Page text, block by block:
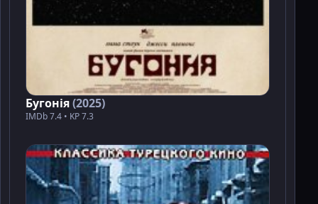
Бугонія(2025)
IMDb 7.4 • KP 7.3